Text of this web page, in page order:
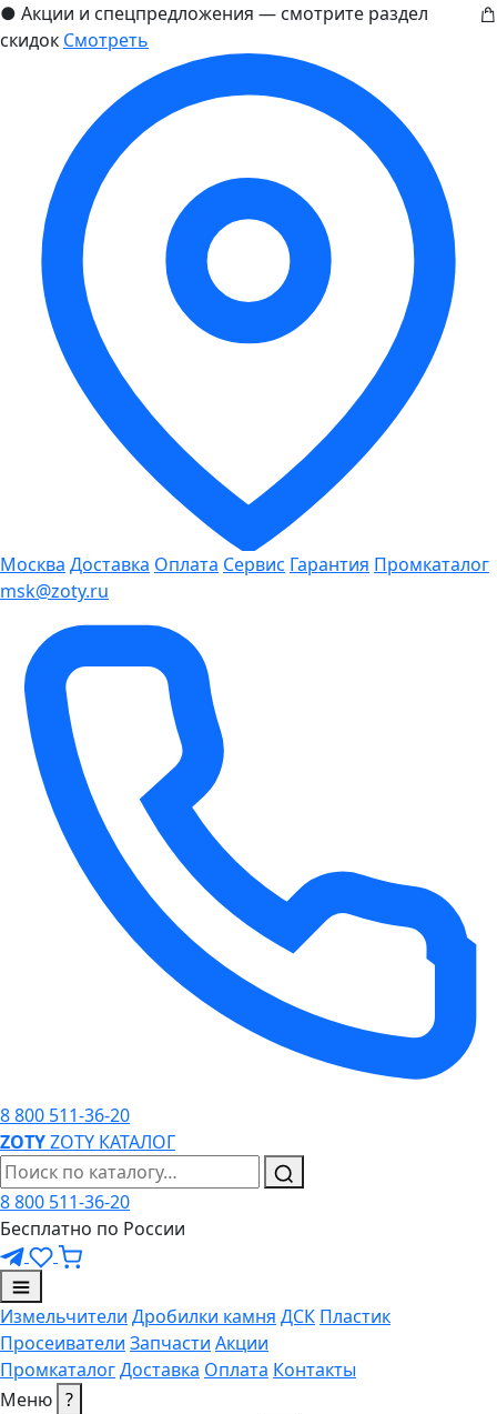
● Акции и спецпредложения — смотрите раздел
скидок Смотреть
Москва Доставка Оплата Сервис Гарантия Промкаталог
msk@zoty.ru
8 800 511-36-20
ZOTYZOTY КАТАЛОГ
8 800 511-36-20
Бесплатно по России
Измельчители Дробилки камня ДСК Пластик
Просеиватели Запчасти Акции
ПромкаталогДоставка Оплата Контакты
Меню ?